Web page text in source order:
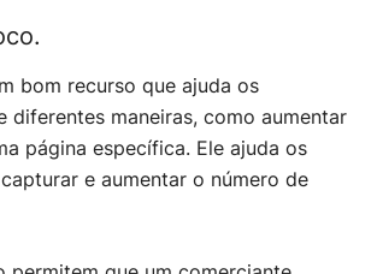
bom recurso que ajuda os
diferentes maneiras, como aumentar
página específica. Ele ajuda os
e aumentar o número de